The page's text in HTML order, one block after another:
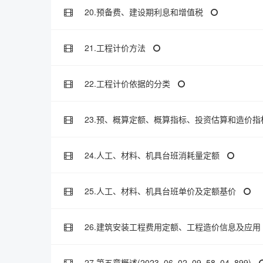
20.预备费、建设期利息和增值税
21.工程计价方法
22.工程计价依据的分类
23.预、概算定额、概算指标、投资估算和造价指
24.人工、材料、机具台班消耗量定额
25.人工、材料、机具台班单价及定额基价
26.建筑安装工程费用定额、工程造价信息及应用